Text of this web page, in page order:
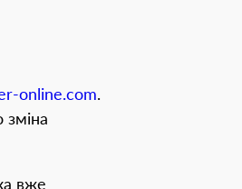
online.com.
зміна
вже